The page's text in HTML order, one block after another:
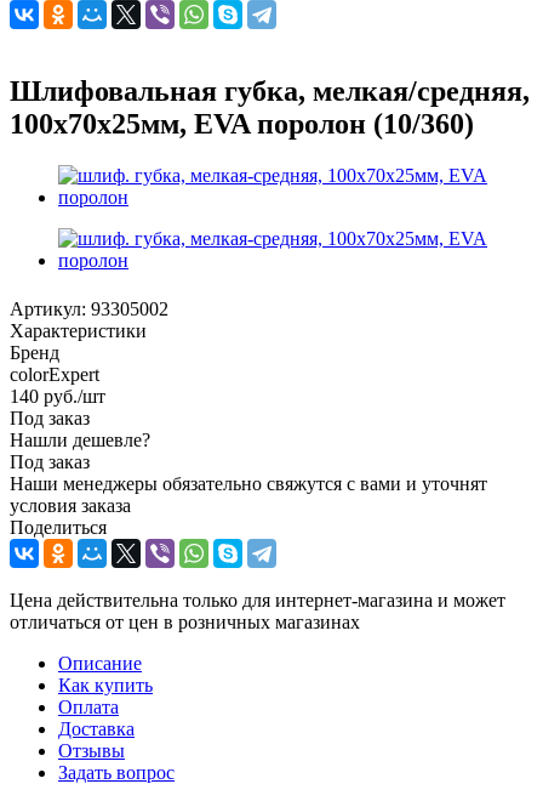
Шлифовальная губка, мелкая/средняя,
100x70x25мм, EVA поролон (10/360)
Артикул: 93305002
Характеристики
Бренд
colorExpert
140 руб./шт
Под заказ
Нашли дешевле?
Под заказ
Наши менеджеры обязательно свяжутся с вами и уточнят
условия заказа
Поделиться
Цена действительна только для интернет-магазина и может
отличаться от цен в розничных магазинах
Описание
Как купить
Оплата
Доставка
Отзывы
Задать вопрос